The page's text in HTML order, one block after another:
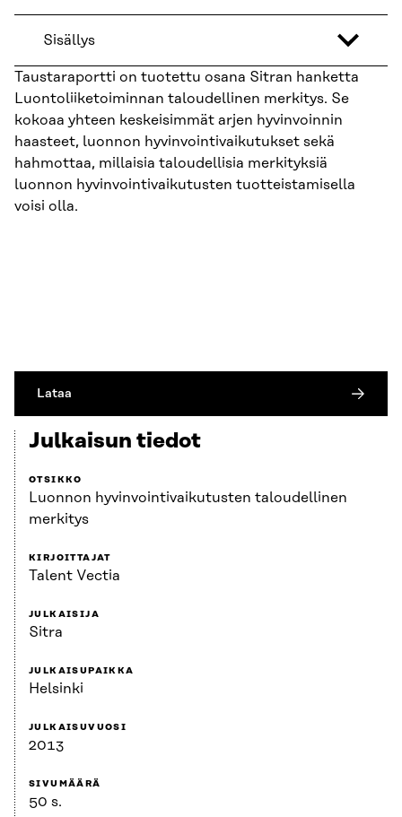
Sisällys
Taustaraportti on tuotettu osana Sitran hanketta
Luontoliiketoiminnan taloudellinen merkitys. Se
kokoaa yhteen keskeisimmät arjen hyvinvoinnin
haasteet, luonnon hyvinvointivaikutukset sekä
hahmottaa, millaisia taloudellisia merkityksiä
luonnon hyvinvointivaikutusten tuotteistamisella
voisi olla.
Lataa
Julkaisun tiedot
OTSIKKO
Luonnon hyvinvointivaikutusten taloudellinen
merkitys
KIRJOITTAJAT
Talent Vectia
JULKAISIJA
Sitra
JULKAISUPAIKKA
Helsinki
JULKAISUVUOSI
2013
SIVUMÄÄRÄ
50 s.